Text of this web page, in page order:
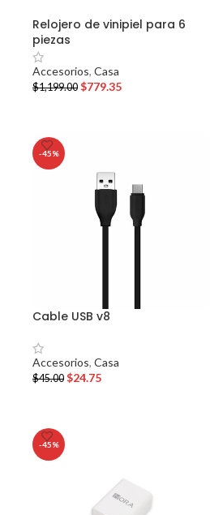
Relojero de vinipiel para 6
piezas
Accesorios, Casa
$1,199.00 $779.35
-45%
Cable USB v8
Accesorios, Casa
$45.00 $24.75
-45%